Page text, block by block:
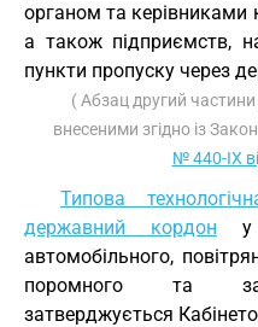
органом та керівниками
а також підприємств,
пункти пропуску через
( Абзац другий частини
внесеними згідно із
№ 440-IX
Типова
державний кордон у
автомобільного,
поромного та
затверджується